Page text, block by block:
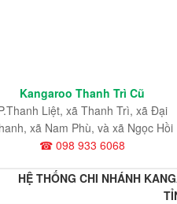
Kangaroo Thanh Trì Cũ
Liệt, xã Thanh Trì, xã Đại
xã Nam Phù, và xã Ngọc Hồi
☎ 098 933 6068
HỆ THỐNG CHI NHÁNH